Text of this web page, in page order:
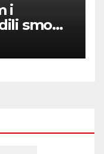
i
smo